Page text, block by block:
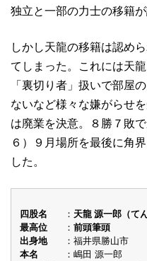
独立と一部の力士の移籍が
しかし天龍の移籍は認め
てしまった。これには天
「裏切り者」扱いで部屋
ないなど様々な嫌がらせ
は廃業を決意。８勝７敗
６）９月場所を最後に角
した。
四股名
天龍 源一郎（て
最高位
前頭筆頭
出身地
福井県勝山市
本名
嶋田 源一郎